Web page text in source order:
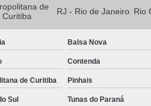
Detector de Gases para
de Gás de Cozinha
Detector
Detector de Monóxido de
de Vazamento de Gás
Gás
Detector Multigás 4 Gases
de
Curitiba
RJ - Rio de Janeiro Rio
Balsa Nova
Contenda
de Curitiba Pinhais
Sul
Tunas do Paraná